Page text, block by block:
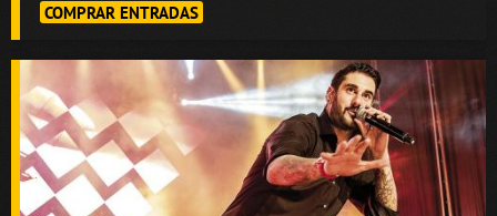
COMPRAR ENTRADAS